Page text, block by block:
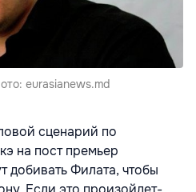
eurasianews.md
сценарий по
на пост премьер
добивать Филата, чтобы